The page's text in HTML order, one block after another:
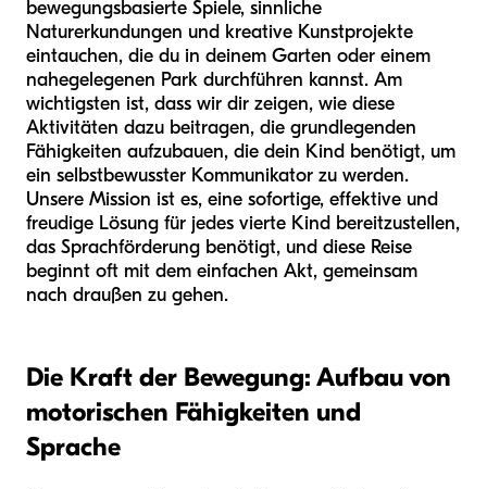
bewegungsbasierte Spiele, sinnliche
Naturerkundungen und kreative Kunstprojekte
eintauchen, die du in deinem Garten oder einem
nahegelegenen Park durchführen kannst. Am
wichtigsten ist, dass wir dir zeigen, wie diese
Aktivitäten dazu beitragen, die grundlegenden
Fähigkeiten aufzubauen, die dein Kind benötigt, um
ein selbstbewusster Kommunikator zu werden.
Unsere Mission ist es, eine sofortige, effektive und
freudige Lösung für jedes vierte Kind bereitzustellen,
das Sprachförderung benötigt, und diese Reise
beginnt oft mit dem einfachen Akt, gemeinsam
nach draußen zu gehen.
Die Kraft der Bewegung: Aufbau von
motorischen Fähigkeiten und
Sprache